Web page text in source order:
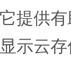
供有
云存